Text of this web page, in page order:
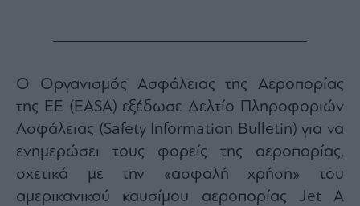
Ο Οργανισμός Ασφάλειας της Αεροπορίας
της ΕΕ (EASA) εξέδωσε Δελτίο Πληροφοριών
Ασφάλειας (Safety Information Bulletin) για να
ενημερώσει τους φορείς της αεροπορίας,
σχετικά με την «ασφαλή χρήση» του
αμερικανικού καυσίμου αεροπορίας Jet A